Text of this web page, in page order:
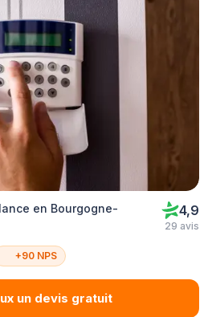
en Bourgogne-
4,9
29 avis
+90 NPS
un devis gratuit